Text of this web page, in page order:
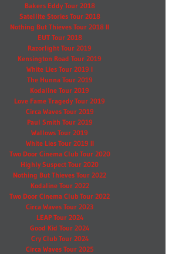
Bakers Eddy Tour 2018
Satellite Stories Tour 2018
Nothing But Thieves Tour 2018 II
EUT Tour 2018
Razorlight Tour 2019
Kensington Road Tour 2019
White Lies Tour 2019 I
The Hunna Tour 2019
Kodaline Tour 2019
Love Fame Tragedy Tour 2019
Circa Waves Tour 2019
Paul Smith Tour 2019
Wallows Tour 2019
White Lies Tour 2019 II
Two Door Cinema Club Tour 2020
Highly Suspect Tour 2020
Nothing But Thieves Tour 2022
Kodaline Tour 2022
Two Door Cinema Club Tour 2022
Circa Waves Tour 2023
LEAP Tour 2024
Good Kid Tour 2024
Cry Club Tour 2024
Circa Waves Tour 2025